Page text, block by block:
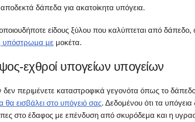
δάπεδα για ακατοίκητα υπόγεια.
είδους ξύλου που καλύπτεται από δάπεδο,
υπόστρωμα με μοκέτα.
εχθροί υπογείων υπογείων
δεν περιμένετε καταστροφικά γεγονότα όπως το
θα εισβάλει στο υπόγειό σας. Δεδομένου ότι τα υπόγεια
στο έδαφος με επένδυση από σκυρόδεμα και η